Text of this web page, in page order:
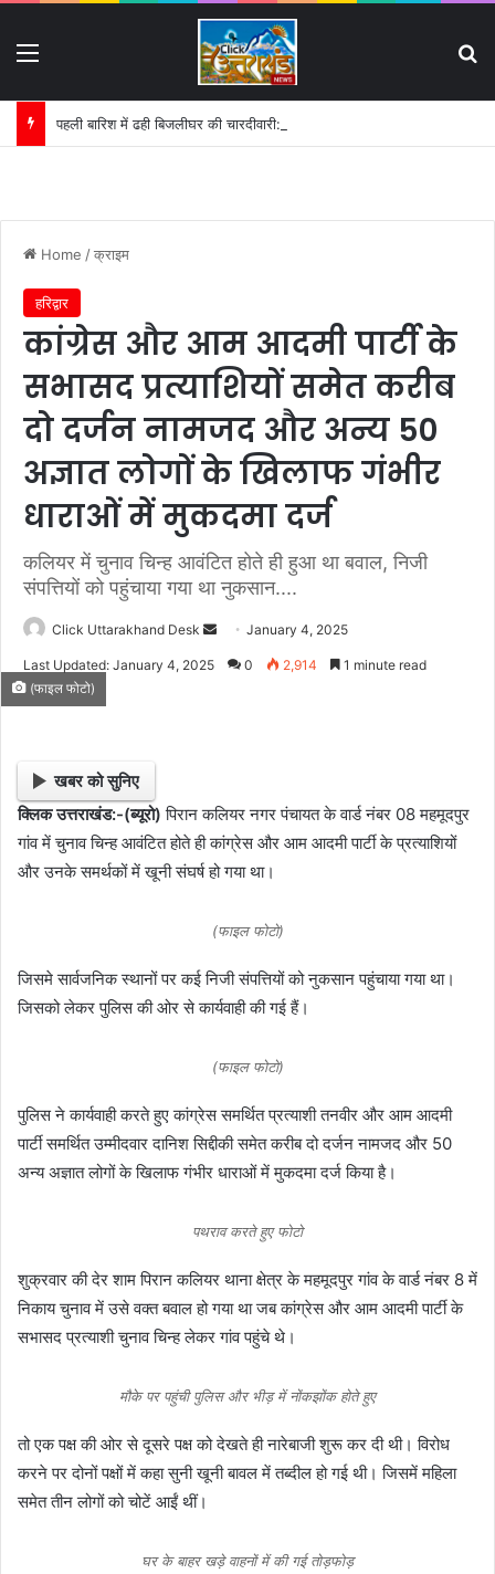
पहली बारिश में ढही बिजलीघर की चारदीवारी:
Home /क्राइम
हरिद्वार
कांग्रेस और आम आदमी पार्टी के
सभासद प्रत्याशियों समेत करीब
दो दर्जन नामजद और अन्य 50
अज्ञात लोगों के खिलाफ गंभीर
धाराओं में मुकदमा दर्ज
कलियर में चुनाव चिन्ह आवंटित होते ही हुआ था बवाल, निजी
संपत्तियों को पहुंचाया गया था नुकसान....
Click Uttarakhand Desk
m
a
i
January 4, 2025
Last Updated: January 4, 2025 0 2,914 1 minute read
(फाइल फोटो)
खबर को सुनिए
क्लिक उत्तराखंड:-(ब्यूरो) पिरान कलियर नगर पंचायत के वार्ड नंबर 08 महमूदपुर
गांव में चुनाव चिन्ह आवंटित होते ही कांग्रेस और आम आदमी पार्टी के प्रत्याशियों
और उनके समर्थकों में खूनी संघर्ष हो गया था।
(फाइल फोटो)
जिसमे सार्वजनिक स्थानों पर कई निजी संपत्तियों को नुकसान पहुंचाया गया था।
जिसको लेकर पुलिस की ओर से कार्यवाही की गई हैं।
(फाइल फोटो)
पुलिस ने कार्यवाही करते हुए कांग्रेस समर्थित प्रत्याशी तनवीर और आम आदमी
पार्टी समर्थित उम्मीदवार दानिश सिद्दीकी समेत करीब दो दर्जन नामजद और 50
अन्य अज्ञात लोगों के खिलाफ गंभीर धाराओं में मुकदमा दर्ज किया है।
पथराव करते हुए फोटो
शुक्रवार की देर शाम पिरान कलियर थाना क्षेत्र के महमूदपुर गांव के वार्ड नंबर 8 में
निकाय चुनाव में उसे वक्त बवाल हो गया था जब कांग्रेस और आम आदमी पार्टी के
सभासद प्रत्याशी चुनाव चिन्ह लेकर गांव पहुंचे थे।
मौके पर पहुंची पुलिस और भीड़ में नोंकझोंक होते हुए
तो एक पक्ष की ओर से दूसरे पक्ष को देखते ही नारेबाजी शुरू कर दी थी। विरोध
करने पर दोनों पक्षों में कहा सुनी खूनी बावल में तब्दील हो गई थी। जिसमें महिला
समेत तीन लोगों को चोटें आईं थीं।
घर के बाहर खड़े वाहनों में की गई तोड़फोड़